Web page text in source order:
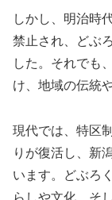
しかし、明治時
禁止され、どぶ
した。それでも
け、地域の伝統
現代では、特区
りが復活し、新
います。どぶろ
らしや文化、そ